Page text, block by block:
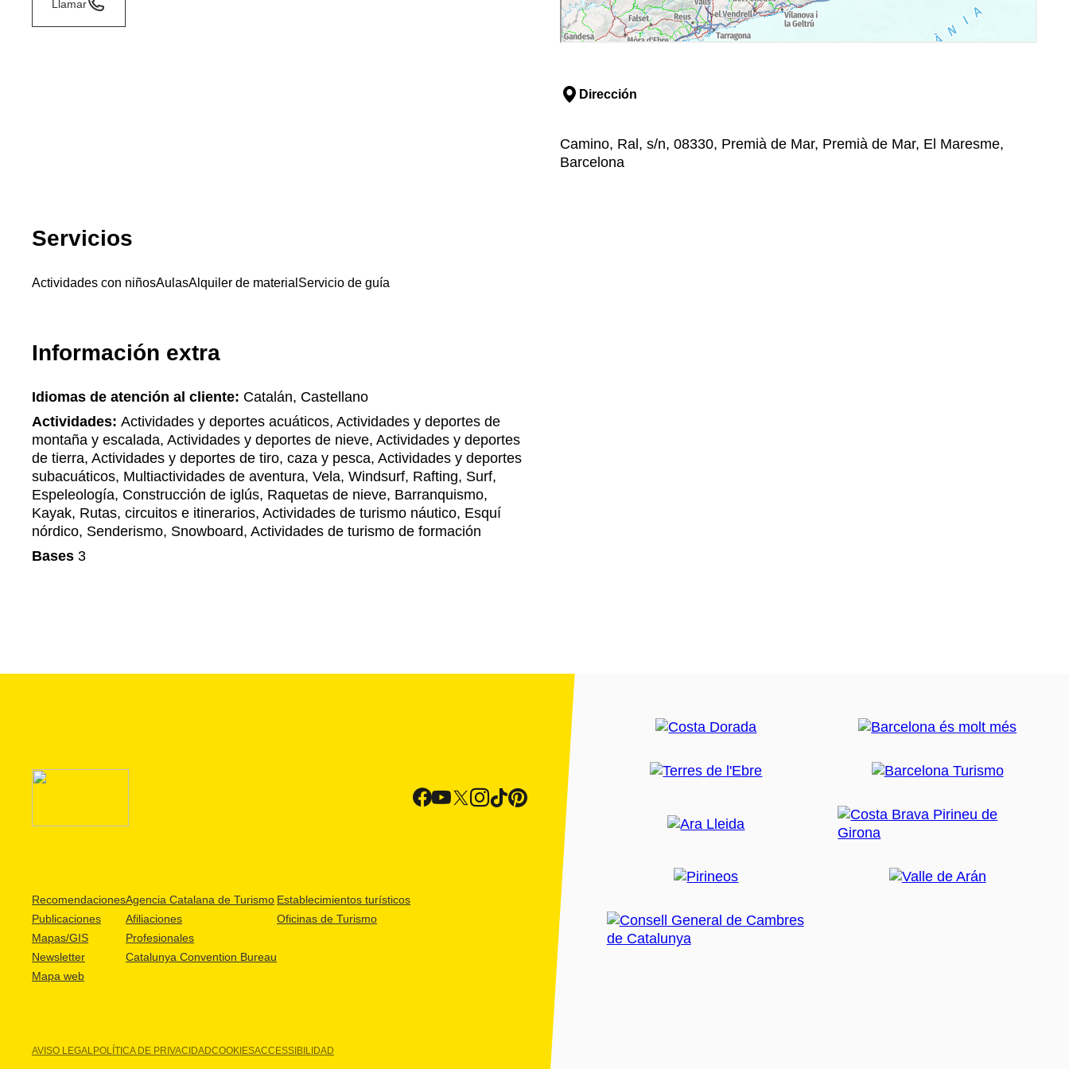
Llamar
Dirección
Camino, Ral, s/n, 08330, Premià de Mar, Premià de Mar, El Maresme,
Barcelona
Servicios
Actividades con niñosAulasAlquiler de material Servicio de guía
Información extra
Idiomas de atención al cliente: Catalán, Castellano
Actividades: Actividades y deportes acuáticos, Actividades y deportes de
montaña y escalada, Actividades y deportes de nieve, Actividades y deportes
de tierra, Actividades y deportes de tiro, caza y pesca, Actividades y deportes
subacuáticos, Multiactividades de aventura, Vela, Windsurf, Rafting, Surf,
Espeleología, Construcción de iglús, Raquetas de nieve, Barranquismo,
Kayak, Rutas, circuitos e itinerarios, Actividades de turismo náutico, Esquí
nórdico, Senderismo, Snowboard, Actividades de turismo de formación
Bases 3
Recomendaciones
Publicaciones
Mapas/GIS
Newsletter
Mapa web
Agencia Catalana de Turismo
Afiliaciones
Profesionales
Catalunya Convention Bureau
Establecimientos turísticos
Oficinas de Turismo
AVISO LEGALPOLÍTICA DE PRIVACIDADCOOKIESACCESSIBILIDAD